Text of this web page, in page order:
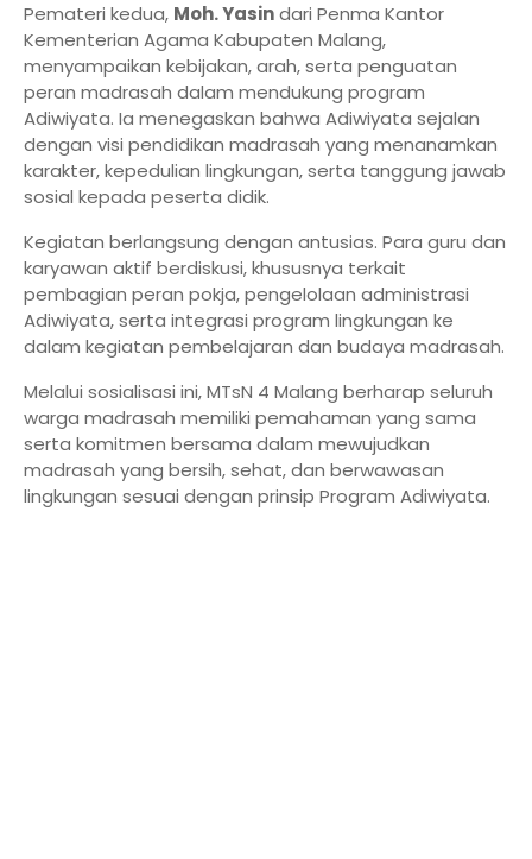
Pemateri kedua, Moh. Yasindari Penma Kantor
Kementerian Agama Kabupaten Malang,
menyampaikan kebijakan, arah, serta penguatan
peran madrasah dalam mendukung program
Adiwiyata. Ia menegaskan bahwa Adiwiyata sejalan
dengan visi pendidikan madrasah yang menanamkan
karakter, kepedulian lingkungan, serta tanggung jawab
sosial kepada peserta didik.
Kegiatan berlangsung dengan antusias. Para guru dan
karyawan aktif berdiskusi, khususnya terkait
pembagian peran pokja, pengelolaan administrasi
Adiwiyata, serta integrasi program lingkungan ke
dalam kegiatan pembelajaran dan budaya madrasah.
Melalui sosialisasi ini, MTsN 4 Malang berharap seluruh
warga madrasah memiliki pemahaman yang sama
serta komitmen bersama dalam mewujudkan
madrasah yang bersih, sehat, dan berwawasan
lingkungan sesuai dengan prinsip Program Adiwiyata.